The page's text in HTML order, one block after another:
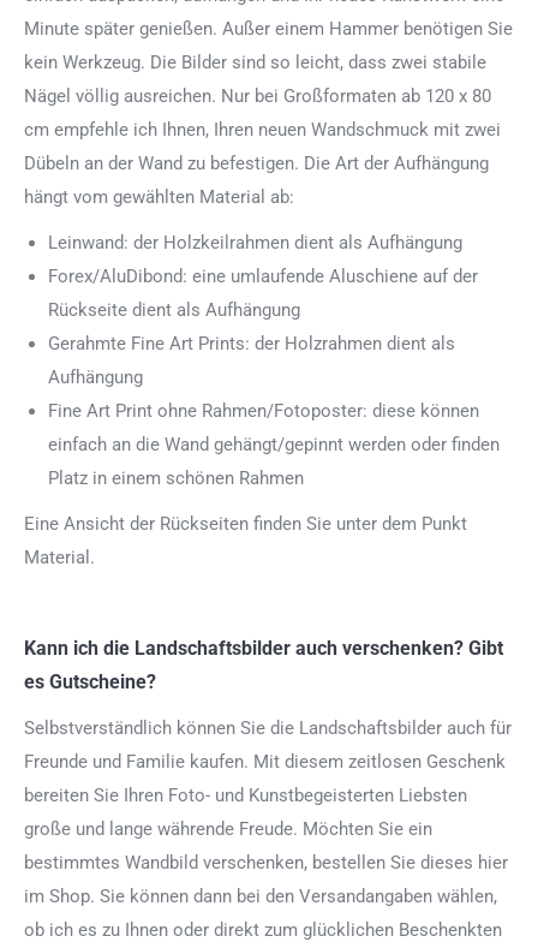
Minute später genießen. Außer einem Hammer benötigen Sie
kein Werkzeug. Die Bilder sind so leicht, dass zwei stabile
Nägel völlig ausreichen. Nur bei Großformaten ab 120 x 80
cm empfehle ich Ihnen, Ihren neuen Wandschmuck mit zwei
Dübeln an der Wand zu befestigen. Die Art der Aufhängung
hängt vom gewählten Material ab:
Leinwand: der Holzkeilrahmen dient als Aufhängung
Forex/AluDibond: eine umlaufende Aluschiene auf der
Rückseite dient als Aufhängung
Gerahmte Fine Art Prints: der Holzrahmen dient als
Aufhängung
Fine Art Print ohne Rahmen/Fotoposter: diese können
einfach an die Wand gehängt/gepinnt werden oder finden
Platz in einem schönen Rahmen
Eine Ansicht der Rückseiten finden Sie unter dem Punkt
Material.
Kann ich die Landschaftsbilder auch verschenken? Gibt
es Gutscheine?
Selbstverständlich können Sie die Landschaftsbilder auch für
Freunde und Familie kaufen. Mit diesem zeitlosen Geschenk
bereiten Sie Ihren Foto- und Kunstbegeisterten Liebsten
große und lange währende Freude. Möchten Sie ein
bestimmtes Wandbild verschenken, bestellen Sie dieses hier
im Shop. Sie können dann bei den Versandangaben wählen,
ob ich es zu Ihnen oder direkt zum glücklichen Beschenkten